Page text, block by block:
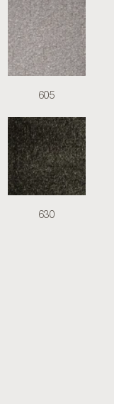
605
630